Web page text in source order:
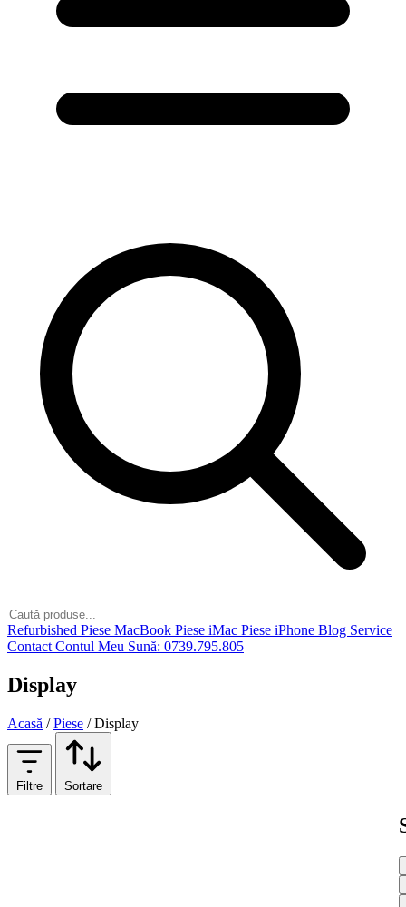
Refurbished Piese MacBook Piese iMac Piese iPhone Blog Service
Contact Contul Meu Sună: 0739.795.805
Display
Acasă / Piese / Display
Filtre Sortare